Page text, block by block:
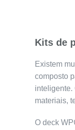
Kits de
Existem
composto
inteligente.
materiais,
O deck